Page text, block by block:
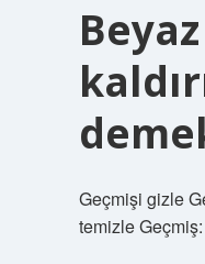
Geçmişi gizle
temizle